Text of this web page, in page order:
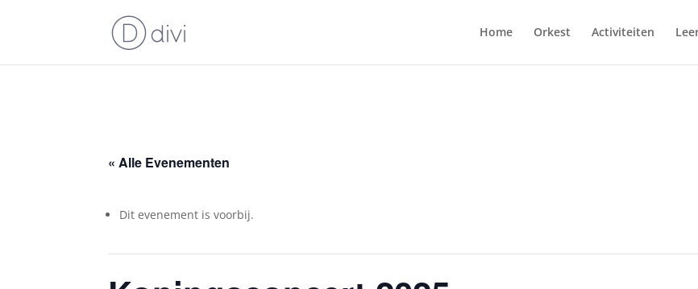
Home Orkest Activiteiten
« Alle Evenementen
Dit evenement is voorbij.